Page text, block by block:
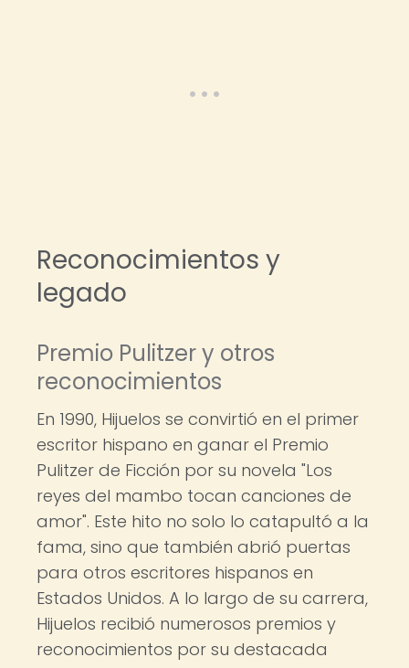
Reconocimientos y
legado
Premio Pulitzer y otros
reconocimientos
En 1990, Hijuelos se convirtió en el primer
escritor hispano en ganar el Premio
Pulitzer de Ficción por su novela "Los
reyes del mambo tocan canciones de
amor". Este hito no solo lo catapultó a la
fama, sino que también abrió puertas
para otros escritores hispanos en
Estados Unidos. A lo largo de su carrera,
Hijuelos recibió numerosos premios y
reconocimientos por su destacada